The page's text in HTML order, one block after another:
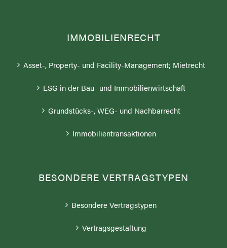
IMMOBILIENRECHT
Asset-, Property- und Facility-Management; Mietrecht
ESG in der Bau- und Immobilienwirtschaft
Grundstücks-, WEG- und Nachbarrecht
Immobilientransaktionen
BESONDERE VERTRAGSTYPEN
Besondere Vertragstypen
Vertragsgestaltung